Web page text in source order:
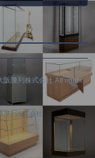
阪陳列株式会社 All rights
列株式会社